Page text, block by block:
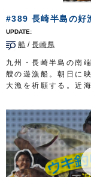
船 /長崎県
九州・長崎半島の南
艘の遊漁船。朝日に
大漁を祈願する。近
玄界灘発祥の落とし
母崎樺島町に生まれ
師の顔を持つ海の男
ターゲットはブリ。
ライトタックルを駆
読みと勘。そして、